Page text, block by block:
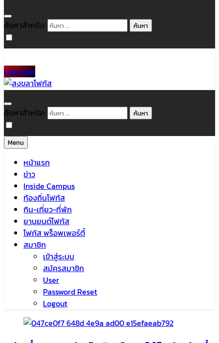
ค้นหาสำหรับ:
Live Now
สงขลาโฟกัส
ติดตามข่าวสาร ภาคใต้ หาดใหญ่และสงขลา จากสำนักข่าวโฟกัส
ค้นหาสำหรับ:
Menu
หน้าแรก
ข่าว
Inside Campus
ท้องถิ่นโฟกัส
กิน-เที่ยว-ที่พัก
ยานยนต์โฟกัส
โฟกัส พร็อพเพอร์ตี้
สมาชิก
เข้าสู่ระบบ
สมัครสมาชิก
User
Password Reset
Logout